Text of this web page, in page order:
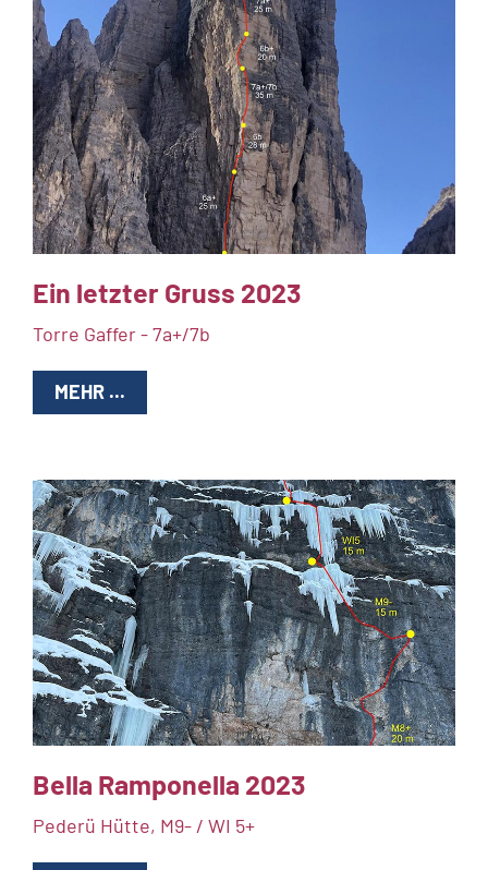
Ein letzter Gruss 2023
Torre Gaffer - 7a+/7b
MEHR ...
Bella Ramponella 2023
Pederü Hütte, M9- / WI 5+